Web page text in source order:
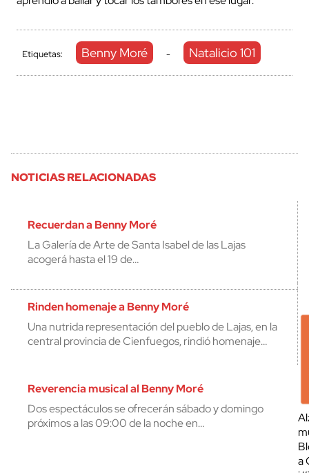
Etiquetas: Benny Moré - Natalicio 101
NOTICIAS RELACIONADAS
Recuerdan a Benny Moré
La Galería de Arte de Santa Isabel de las Lajas
acogerá hasta el 19 de…
Rinden homenaje a Benny Moré
Una nutrida representación del pueblo de Lajas, en la
central provincia de Cienfuegos, rindió homenaje…
Reverencia musical al Benny Moré
Dos espectáculos se ofrecerán sábado y domingo
próximos a las 09:00 de la noche en…
a